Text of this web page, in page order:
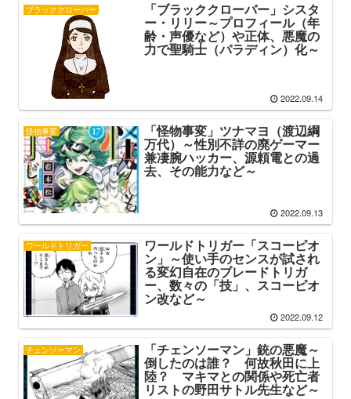
ブラッククローバー 「ブラッククローバー」シスタ
ー・リリー～プロフィール（年
齢・声優など）や正体、悪魔の
力で聖騎士（パラディン）化～
2022.09.14
怪物事変 「怪物事変」ツナマヨ（渡辺綱
万代）～性別不詳の廃ゲーマー
兼凄腕ハッカー、源頼電との過
去、その能力など～
2022.09.13
ワールドトリガー ワールドトリガー「スコーピオ
ン」～使い手のセンスが試され
る変幻自在のブレードトリガ
ー、数々の「技」、スコーピオ
ン改など～
2022.09.12
チェンソーマン 「チェンソーマン」銃の悪魔～
倒したのは誰？ 何故秋田に上
陸？ マキマとの関係や死亡者
リストの野田サトル先生など～